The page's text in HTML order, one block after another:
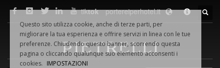
F.LLIPIETRELLISRL
Via Dino VAMPA, 18
61032 Fano (PU) Italia
+39.0721.854495
tiktok portereiperhotel.it
Questo sito utilizza cookie, anche di terze parti, per
migliorare la tua esperienza e offrire servizi in linea con le tue
preferenze. Chiudendo questo banner, scorrendo questa
pagina o cliccando qualunque suo elemento acconsenti i
cookies. IMPOSTAZIONI